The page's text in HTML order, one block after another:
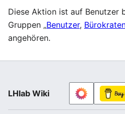
Diese Aktion ist auf Benutzer
Gruppen „Benutzer,
angehören.
LHlab Wiki